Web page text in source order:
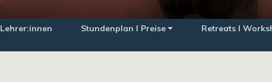
Lehrer:innen Stundenplan I Preise Retreats I